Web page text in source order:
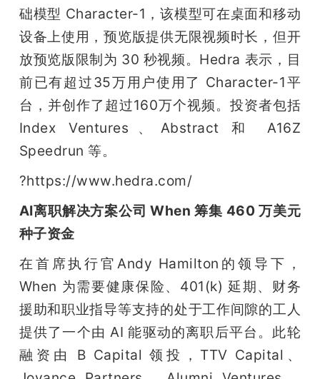
础模型 Character-1，该模型可在桌面和移动
设备上使用，预览版提供无限视频时长，但开
放预览版限制为 30 秒视频。Hedra 表示，目
前已有超过35万用户使用了 Character-1平
台，并创作了超过160万个视频。投资者包括
Index Ventures、Abstract 和 A16Z
Speedrun 等。
?https://www.hedra.com/
AI离职解决方案公司 When 筹集 460 万美元
种子资金
在首席执行官Andy Hamilton的领导下，
When 为需要健康保险、401(k) 延期、财务
援助和职业指导等支持的处于工作间隙的工人
提供了一个由 AI 能驱动的离职后平台。此轮
融资由 B Capital 领投，TTV Capital、